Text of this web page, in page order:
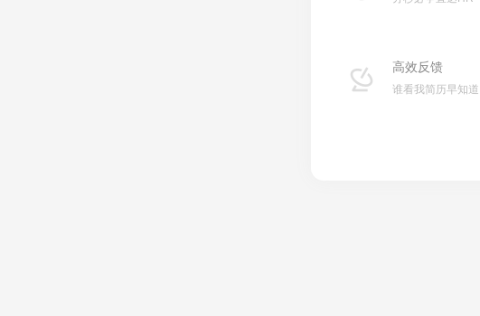
高效反馈
谁看我简历早知道